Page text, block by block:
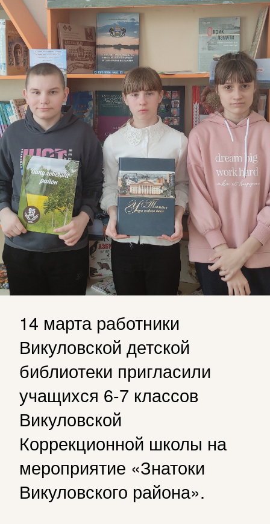
14 марта работники
Викуловской детской
библиотеки пригласили
учащихся 6-7 классов
Викуловской
Коррекционной школы на
мероприятие «Знатоки
Викуловского района».